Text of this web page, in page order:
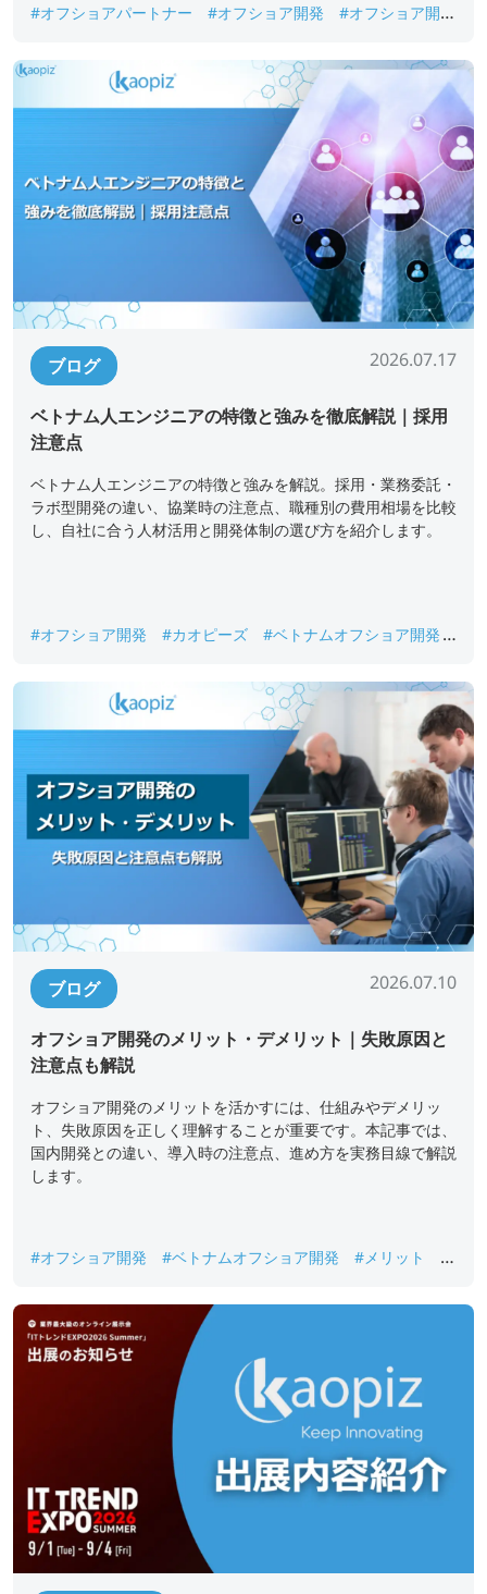
#オフショアパートナー #オフショア開発
#オフショア開発
ブログ 2026.07.17
ベトナム人エンジニアの特徴と強みを徹底解説｜採用
注意点
ベトナム人エンジニアの特徴と強みを解説。採用・業務委託・
ラボ型開発の違い、協業時の注意点、職種別の費用相場を比較
し、自社に合う人材活用と開発体制の選び方を紹介します。
#オフショア開発 #カオピーズ
#ベトナムオフショア開発
ブログ 2026.07.10
オフショア開発のメリット・デメリット｜失敗原因と
注意点も解説
オフショア開発のメリットを活かすには、仕組みやデメリッ
ト、失敗原因を正しく理解することが重要です。本記事では、
国内開発との違い、導入時の注意点、進め方を実務目線で解説
します。
#オフショア開発 #ベトナムオフショア開発 #メリット
#